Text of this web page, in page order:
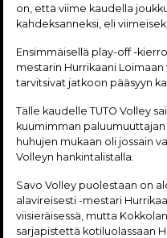
on, että viime kaudella
kahdeksanneksi, eli
Ensimmäisellä play-off -
mestarin Hurrikaani Loimaan
tarvitsivat jatkoon pääsyyn
Tälle kaudelle TUTO Volley
kuumimman
huhujen mukaan oli jossain
Volleyn hankintalistalla.
Savo Volley puolestaan on
alavireisesti -mestari
viisieräisessä, mutta
sarjapistettä kotiluolassaan